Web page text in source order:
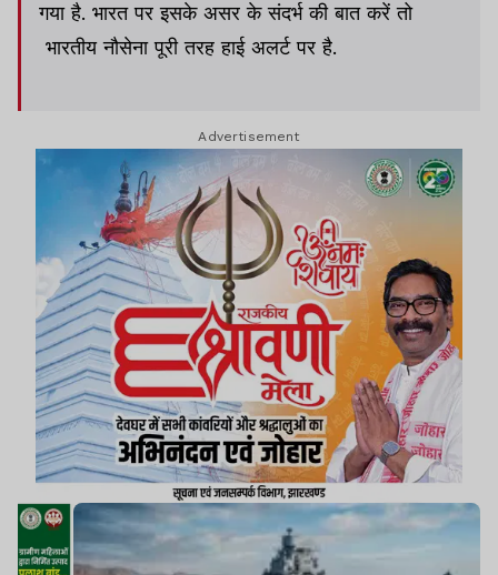
गया है. भारत पर इसके असर के संदर्भ की बात करें तो
भारतीय नौसेना पूरी तरह हाई अलर्ट पर है.
Advertisement